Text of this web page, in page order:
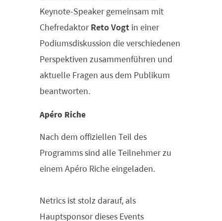
Keynote-Speaker gemeinsam mit
Chefredaktor Reto Vogt in einer
Podiumsdiskussion die verschiedenen
Perspektiven zusammenführen und
aktuelle Fragen aus dem Publikum
beantworten.
Apéro Riche
Nach dem offiziellen Teil des
Programms sind alle Teilnehmer zu
einem Apéro Riche eingeladen.
Netrics ist stolz darauf, als
Hauptsponsor dieses Events